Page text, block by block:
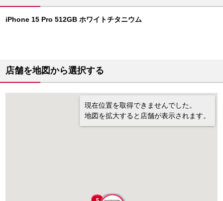
iPhone 15 Pro 512GB ホワイトチタニウム
店舗を地図から選択する
現在位置を取得できませんでした。
地図を拡大すると店舗が表示されます。